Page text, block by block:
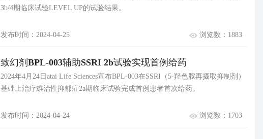
3b/4期临床试验LEVEL UP的试验结果。
发布时间：2024-04-25 浏览数：1883
致幻剂BPL-003辅助SSRI 2b试验实现首例给药
2024年4月24日atai Life Sciences宣布BPL-003在SSRI（5-羟色胺再摄取抑制剂）
基础上治疗难治性抑郁症2a期临床试验完成首例患者首次给药。
发布时间：2024-04-24 浏览数：1703